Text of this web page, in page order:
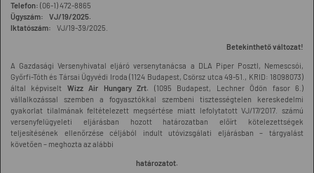
Telefon: (06-1) 472-8865
Ügyszám: VJ/19/2025.
Iktatószám: VJ/19-39/2025.
Betekinthető változat!
A Gazdasági Versenyhivatal eljáró versenytanácsa a DLA Piper Posztl, Nemescsói,
Győrfi-Tóth és Társai Ügyvédi Iroda (1124 Budapest, Csörsz utca 49-51., KRID: 18098073)
által képviselt Wizz Air Hungary Zrt. (1095 Budapest, Lechner Ödön fasor 6.)
vállalkozással szemben a fogyasztókkal szembeni tisztességtelen kereskedelmi
gyakorlat tilalmának feltételezett megsértése miatt lefolytatott VJ/17/2017. számú
versenyfelügyeleti eljárásban hozott határozatban előírt kötelezettségek
teljesítésének ellenőrzése céljából indult utóvizsgálati eljárásban – tárgyalást
követően – meghozta az alábbi
határozatot.